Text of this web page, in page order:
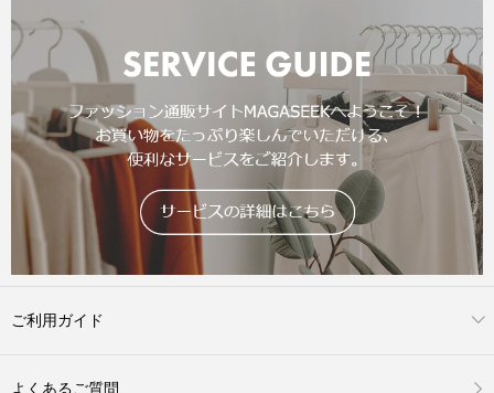
ご利用ガイド
よくあるご質問